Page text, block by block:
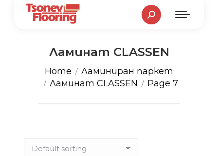
Search:
Ламинат CLASSEN
You are here:
Home
Ламиниран паркет
Ламинат CLASSEN
Page 7